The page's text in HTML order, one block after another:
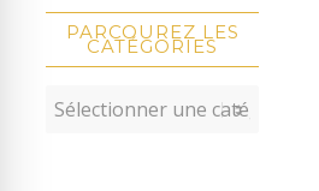
PARCOUREZ LES
CATÉGORIES